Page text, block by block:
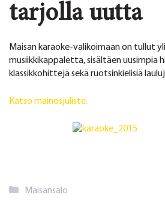
tarjolla uutta
Maisan karaoke-valikoimaan on tullut
musiikkikappaletta, sisältäen uusimpia
klassikkohittejä sekä ruotsinkielisiä
Katso mainosjuliste.
Kategoriat
Maisansalo